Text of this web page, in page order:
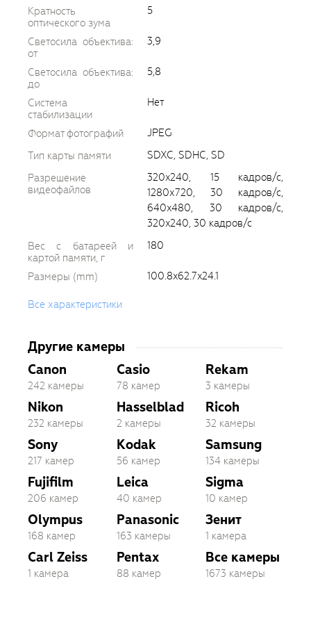
Кратность
оптического зума
5
Светосила объектива:
от
3,9
Светосила объектива:
до
5,8
Система
стабилизации
Нет
Формат фотографий
JPEG
Тип карты памяти
SDXC, SDHC, SD
Разрешение
видеофайлов
320x240, 15 кадров/с,
1280х720, 30 кадров/с,
640x480, 30 кадров/с,
320x240, 30 кадров/с
Вес с батареей и
картой памяти, г
180
Размеры (mm) 100.8x62.7x24.1
Все характеристики
Другие камеры
Canon
242 камеры
Nikon
232 камеры
Sony
217 камер
Fujifilm
206 камер
Olympus
168 камер
Carl Zeiss
1 камера
Casio
78 камер
Hasselblad
2 камеры
Kodak
56 камер
Leica
40 камер
Panasonic
163 камеры
Pentax
88 камер
Rekam
3 камеры
Ricoh
32 камеры
Samsung
134 камеры
Sigma
10 камер
Зенит
1 камера
Все камеры
1673 камеры